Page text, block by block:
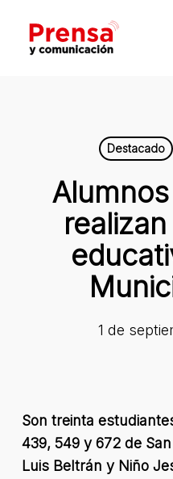
main
Destacado
1 de
Son treinta
439, 549 y 672 de
Luis Beltrán y Niño